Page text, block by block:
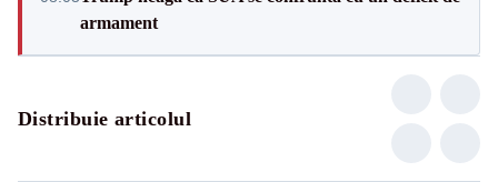
armament
Distribuie articolul